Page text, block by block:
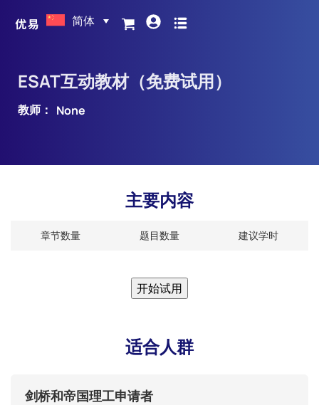
简体
ESAT互动教材（免费试用）
教师： None
主要内容
章节数量 题目数量 建议学时
开始试用
适合人群
剑桥和帝国理工申请者